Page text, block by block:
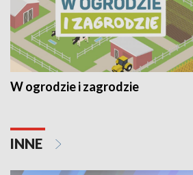
W ogrodzie i zagrodzie
INNE